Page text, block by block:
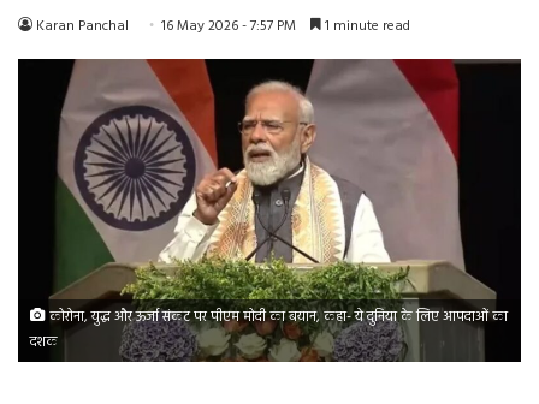
Karan Panchal 16 May 2026 - 7:57 PM 1 minute read
कोरोना, युद्ध और ऊर्जा संकट पर पीएम मोदी का बयान, कहा- ये दुनिया के लिए आपदाओं का
दशक